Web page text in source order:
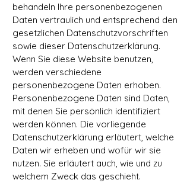
behandeln Ihre personenbezogenen
Daten vertraulich und entsprechend den
gesetzlichen Datenschutzvorschriften
sowie dieser Datenschutzerklärung.
Wenn Sie diese Website benutzen,
werden verschiedene
personenbezogene Daten erhoben.
Personenbezogene Daten sind Daten,
mit denen Sie persönlich identifiziert
werden können. Die vorliegende
Datenschutzerklärung erläutert, welche
Daten wir erheben und wofür wir sie
nutzen. Sie erläutert auch, wie und zu
welchem Zweck das geschieht.